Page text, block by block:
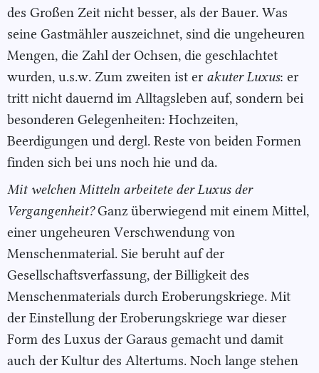
des Großen Zeit nicht besser, als der Bauer. Was
seine Gastmähler auszeichnet, sind die ungeheuren
Mengen, die Zahl der Ochsen, die geschlachtet
wurden, u.s.w. Zum zweiten ist er akuter Luxus: er
tritt nicht dauernd im Alltagsleben auf, sondern bei
besonderen Gelegenheiten: Hochzeiten,
Beerdigungen und dergl. Reste von beiden Formen
finden sich bei uns noch hie und da.
Mit welchen Mitteln arbeitete der Luxus der
Vergangenheit?Ganz überwiegend mit einem Mittel,
einer ungeheuren Verschwendung von
Menschenmaterial. Sie beruht auf der
Gesellschaftsverfassung, der Billigkeit des
Menschenmaterials durch Eroberungskriege. Mit
der Einstellung der Eroberungskriege war dieser
Form des Luxus der Garaus gemacht und damit
auch der Kultur des Altertums. Noch lange stehen